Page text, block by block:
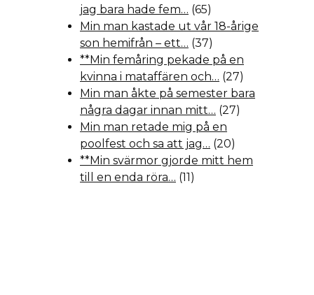
jag bara hade fem… (65)
Min man kastade ut vår 18-årige
son hemifrån – ett… (37)
**Min femåring pekade på en
kvinna i mataffären och… (27)
Min man åkte på semester bara
några dagar innan mitt… (27)
Min man retade mig på en
poolfest och sa att jag… (20)
**Min svärmor gjorde mitt hem
till en enda röra… (11)